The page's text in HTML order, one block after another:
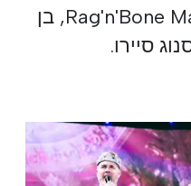
ובינלאומיים, ביניהם Rag'n'Bone Man, בן
סיירו.